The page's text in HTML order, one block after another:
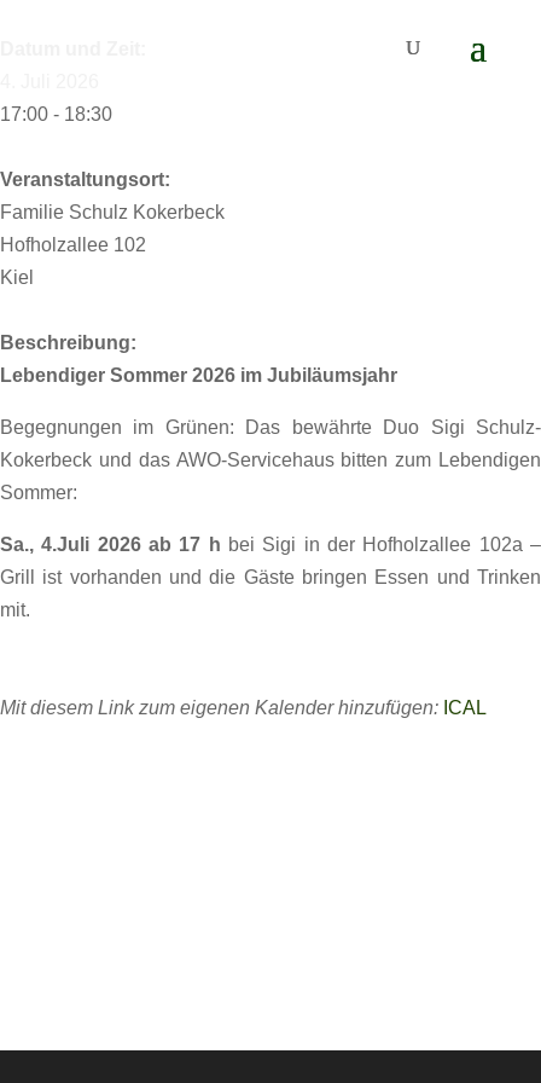
17:00 - 18:30
Veranstaltungsort:
Familie Schulz Kokerbeck
Hofholzallee 102
Kiel
Beschreibung:
Lebendiger Sommer 2026 im Jubiläumsjahr
Begegnungen im Grünen: Das bewährte Duo Sigi Schulz-
Kokerbeck und das AWO-Servicehaus bitten zum Lebendigen
Sommer:
Sa., 4.Juli 2026 ab 17 h bei Sigi in der Hofholzallee 102a –
Grill ist vorhanden und die Gäste bringen Essen und Trinken
mit.
Mit diesem Link zum eigenen Kalender hinzufügen: ICAL